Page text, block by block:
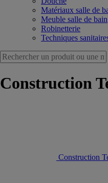
Matériaux salle de
Meuble salle de bain
Robinetterie
Techniques
Construction
Construction